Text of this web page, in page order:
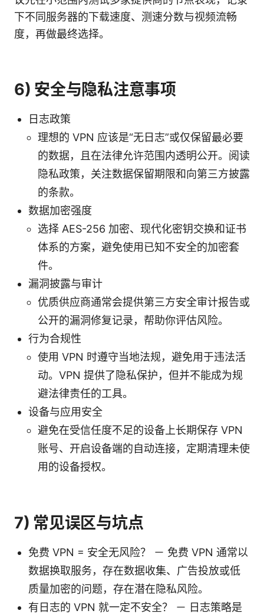
下不同服务器的下载速度、测速分数与视频流畅
度，再做最终选择。
6) 安全与隐私注意事项
日志政策
理想的 VPN 应该是“无日志”或仅保留最必要
的数据，且在法律允许范围内透明公开。阅读
隐私政策，关注数据保留期限和向第三方披露
的条款。
数据加密强度
选择 AES-256 加密、现代化密钥交换和证书
体系的方案，避免使用已知不安全的加密套
件。
漏洞披露与审计
优质供应商通常会提供第三方安全审计报告或
公开的漏洞修复记录，帮助你评估风险。
行为合规性
使用 VPN 时遵守当地法规，避免用于违法活
动。VPN 提供了隐私保护，但并不能成为规
避法律责任的工具。
设备与应用安全
避免在受信任度不足的设备上长期保存 VPN
账号、开启设备端的自动连接，定期清理未使
用的设备授权。
7) 常见误区与坑点
免费 VPN = 安全无风险？ － 免费 VPN 通常以
数据换取服务，存在数据收集、广告投放或低
质量加密的问题，存在潜在隐私风险。
有日志的 VPN 就一定不安全？ － 日志策略是